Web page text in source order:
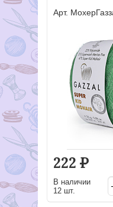
Арт.
222 Р
В наличии
12 шт.